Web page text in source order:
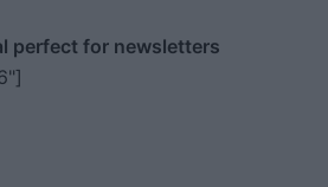
perfect for newsletters